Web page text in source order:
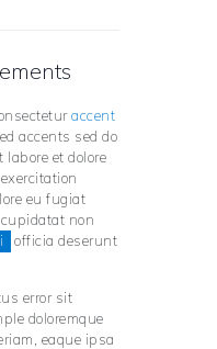
accent
accents sed do
labore et dolore
eu fugiat
non
officia deserunt
error sit
doloremque
eaque ipsa